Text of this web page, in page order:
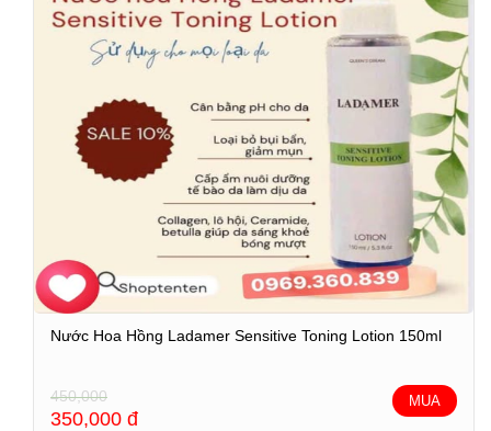
Nước Hoa Hồng Ladamer Sensitive Toning Lotion 150ml
450,000
350,000 đ
MUA